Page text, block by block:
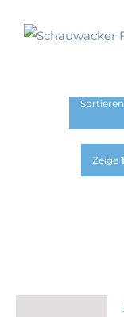
Inhalt
Zeige